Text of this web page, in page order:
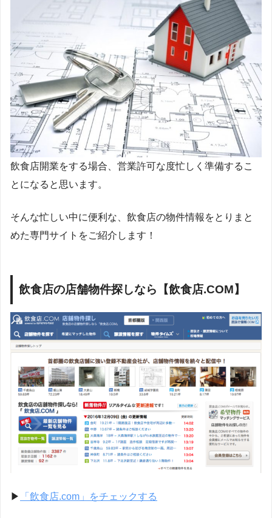
飲食店開業をする場合、営業許可な度忙しく準備するこ
とになると思います。
そんな忙しい中に便利な、飲食店の物件情報をとりまと
めた専門サイトをご紹介します！
飲食店の店舗物件探しなら【飲食店.COM】
▶︎ 「飲食店.com」をチェックする